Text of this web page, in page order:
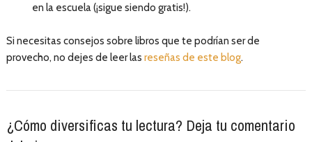
en la escuela (¡sigue siendo gratis!).
Si necesitas consejos sobre libros que te podrían ser de
provecho, no dejes de leer las reseñas de este blog.
¿Cómo diversificas tu lectura? Deja tu comentario